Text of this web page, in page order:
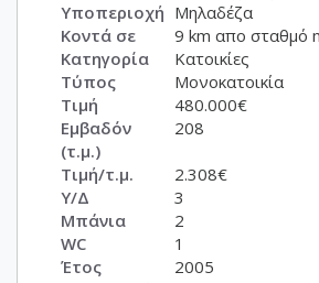
Υποπεριοχή Μηλαδέζα
Κοντά σε
9 km απο σταθμό
Κατηγορία
Κατοικίες
Τύπος
Μονοκατοικία
Τιμή
480.000€
Εμβαδόν
(τ.μ.)
208
Τιμή/τ.μ.
2.308€
Υ/Δ
3
Μπάνια
2
WC
1
Έτος
2005